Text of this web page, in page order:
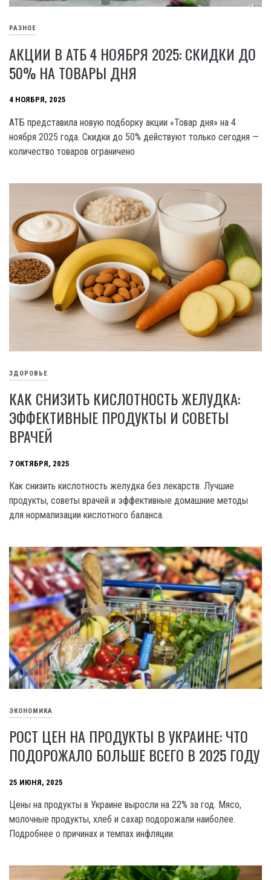
РАЗНОЕ
АКЦИИ В АТБ 4 НОЯБРЯ 2025: СКИДКИ ДО
50% НА ТОВАРЫ ДНЯ
4 НОЯБРЯ, 2025
АТБ представила новую подборку акции «Товар дня» на 4
ноября 2025 года. Скидки до 50% действуют только сегодня —
количество товаров ограничено
ЗДОРОВЬЕ
КАК СНИЗИТЬ КИСЛОТНОСТЬ ЖЕЛУДКА:
ЭФФЕКТИВНЫЕ ПРОДУКТЫ И СОВЕТЫ
ВРАЧЕЙ
7 ОКТЯБРЯ, 2025
Как снизить кислотность желудка без лекарств. Лучшие
продукты, советы врачей и эффективные домашние методы
для нормализации кислотного баланса.
ЭКОНОМИКА
РОСТ ЦЕН НА ПРОДУКТЫ В УКРАИНЕ: ЧТО
ПОДОРОЖАЛО БОЛЬШЕ ВСЕГО В 2025 ГОДУ
25 ИЮНЯ, 2025
Цены на продукты в Украине выросли на 22% за год. Мясо,
молочные продукты, хлеб и сахар подорожали наиболее.
Подробнее о причинах и темпах инфляции.